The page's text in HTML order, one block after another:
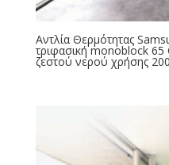
Αντλία Θερμότητας
τριφασική monoblock 65
ζεστού νερού χρήσης